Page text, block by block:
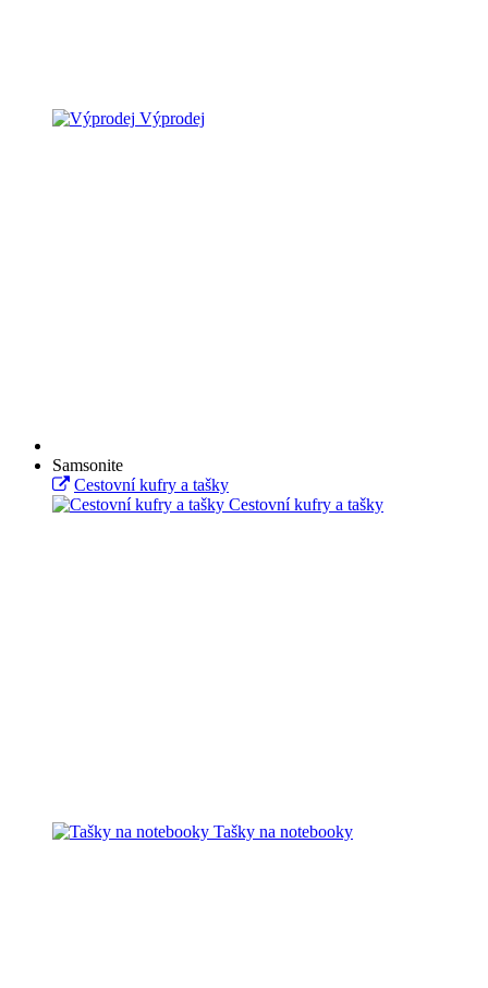
Výprodej
Samsonite
Cestovní kufry a tašky
Cestovní kufry a tašky
Tašky na notebooky